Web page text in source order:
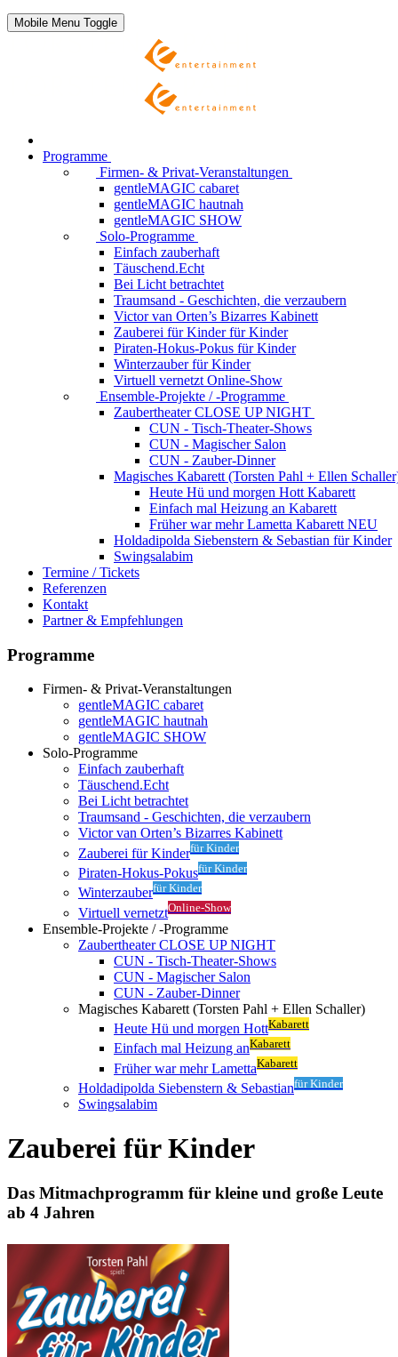
Mobile Menu Toggle
Programme
Firmen- & Privat-Veranstaltungen
gentleMAGIC cabaret
gentleMAGIC hautnah
gentleMAGIC SHOW
Solo-Programme
Einfach zauberhaft
Täuschend.Echt
Bei Licht betrachtet
Traumsand - Geschichten, die verzaubern
Victor van Orten’s Bizarres Kabinett
Zauberei für Kinder für Kinder
Piraten-Hokus-Pokus für Kinder
Winterzauber für Kinder
Virtuell vernetzt Online-Show
Ensemble-Projekte / -Programme
Zaubertheater CLOSE UP NIGHT
CUN - Tisch-Theater-Shows
CUN - Magischer Salon
CUN - Zauber-Dinner
Magisches Kabarett (Torsten Pahl + Ellen
Heute Hü und morgen Hott Kabarett
Einfach mal Heizung an Kabarett
Früher war mehr Lametta Kabarett NEU
Holdadipolda Siebenstern & Sebastian für Kinder
Swingsalabim
Termine / Tickets
Referenzen
Kontakt
Partner & Empfehlungen
Programme
Firmen- & Privat-Veranstaltungen
gentleMAGIC cabaret
gentleMAGIC hautnah
gentleMAGIC SHOW
Solo-Programme
Einfach zauberhaft
Täuschend.Echt
Bei Licht betrachtet
Traumsand - Geschichten, die verzaubern
Victor van Orten’s Bizarres Kabinett
Zauberei für Kinderfür Kinder
Piraten-Hokus-Pokusfür Kinder
Winterzauberfür Kinder
Virtuell vernetztOnline-Show
Ensemble-Projekte / -Programme
Zaubertheater CLOSE UP NIGHT
CUN - Tisch-Theater-Shows
CUN - Magischer Salon
CUN - Zauber-Dinner
Magisches Kabarett (Torsten Pahl + Ellen Schaller)
Heute Hü und morgen HottKabarett
Einfach mal Heizung anKabarett
Früher war mehr LamettaKabarett
Holdadipolda Siebenstern & Sebastianfür Kinder
Swingsalabim
Zauberei für Kinder
Das Mitmachprogramm für kleine und große Leute
ab 4 Jahren